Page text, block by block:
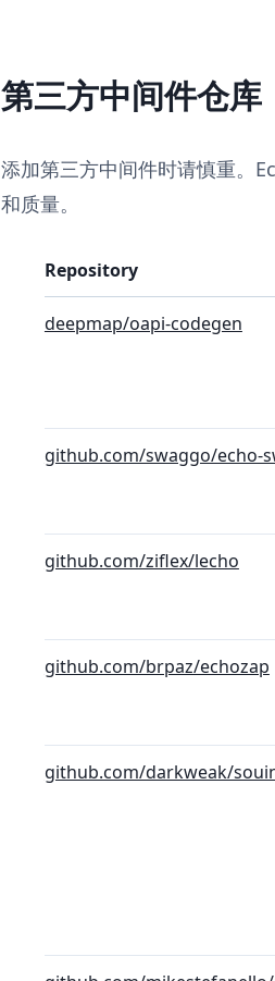
第三方中间件仓库
添加第三方中间件时请慎重。
和质量。
Repository
deepmap/oapi-codegen
github.com/swaggo/echo-
github.com/ziflex/lecho
github.com/brpaz/echozap
github.com/darkweak/